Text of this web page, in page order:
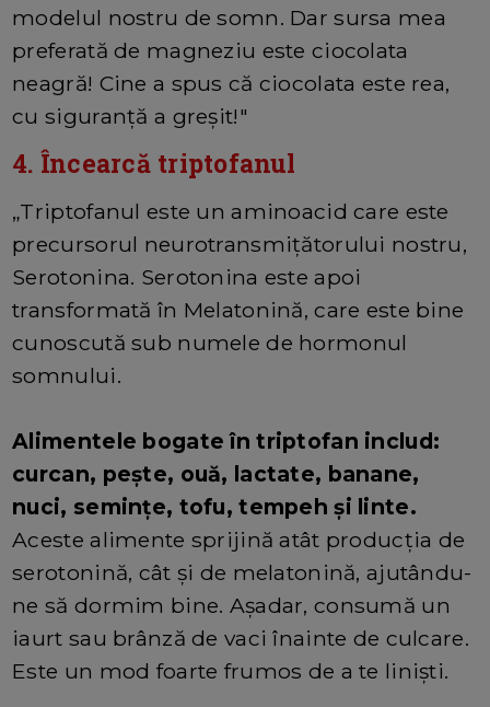
modelul nostru de somn. Dar sursa mea
preferată de magneziu este ciocolata
neagră! Cine a spus că ciocolata este rea,
cu siguranță a greșit!"
4. Încearcă triptofanul
„Triptofanul este un aminoacid care este
precursorul neurotransmițătorului nostru,
Serotonina. Serotonina este apoi
transformată în Melatonină, care este bine
cunoscută sub numele de hormonul
somnului.
Alimentele bogate în triptofan includ:
curcan, pește, ouă, lactate, banane,
nuci, semințe, tofu, tempeh și linte.
Aceste alimente sprijină atât producția de
serotonină, cât și de melatonină, ajutându-
ne să dormim bine. Așadar, consumă un
iaurt sau brânză de vaci înainte de culcare.
Este un mod foarte frumos de a te liniști.